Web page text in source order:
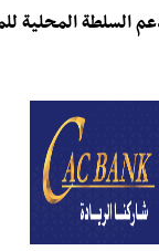
المحلية